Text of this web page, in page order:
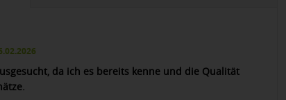
da ich es bereits kenne und die Qualität